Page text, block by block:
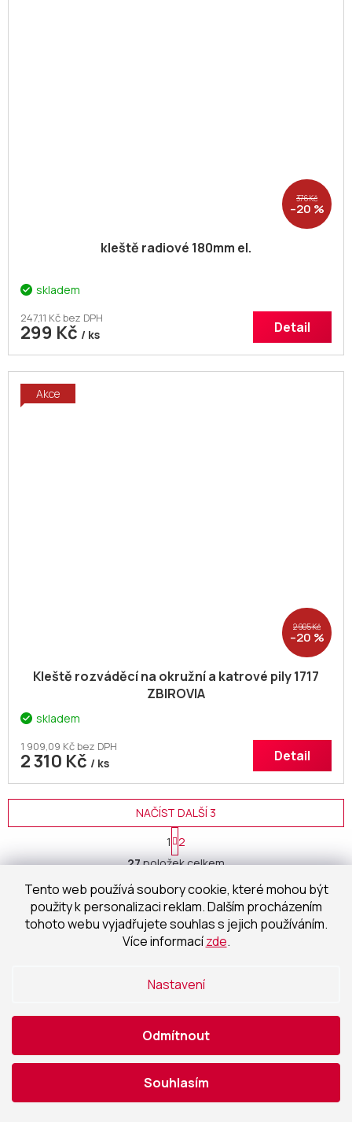
Tento web používá soubory cookie, které mohou být
použity k personalizaci reklam. Dalším procházením
tohoto webu vyjadřujete souhlas s jejich používáním.
Více informacízde.
Nastavení
Odmítnout
Souhlasím
376 Kč
–20 %
kleště radiové 180mm el.
skladem
247,11 Kč bez DPH
299 Kč / ks Detail
Akce
2 905 Kč
–20 %
Kleště rozváděcí na okružní a katrové pily 1717
ZBIROVIA
skladem
1 909,09 Kč bez DPH
2 310 Kč / ks Detail
O
v
l
á
d
a
c
r
k
y
ý
p
NAČÍST DALŠÍ 3
S
t
r
n
k
o
v
á
1
2
27položek celkem
NAHORU
Jsme jedineční
v osobním přístupu
Přemýšlíme s Vámi, pomůžeme